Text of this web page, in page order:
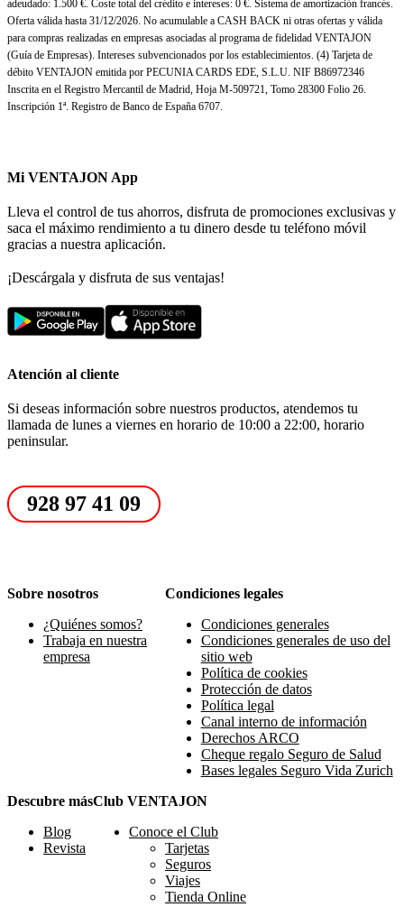
adeudado: 1.500 €. Coste total del crédito e intereses: 0 €. Sistema de amortización francés.
Oferta válida hasta 31/12/2026. No acumulable a CASH BACK ni otras ofertas y válida
para compras realizadas en empresas asociadas al programa de fidelidad VENTAJON
(Guía de Empresas). Intereses subvencionados por los establecimientos. (4) Tarjeta de
débito VENTAJON emitida por PECUNIA CARDS EDE, S.L.U. NIF B86972346
Inscrita en el Registro Mercantil de Madrid, Hoja M-509721, Tomo 28300 Folio 26.
Inscripción 1ª. Registro de Banco de España 6707.
Mi VENTAJON App
Lleva el control de tus ahorros, disfruta de promociones exclusivas y
saca el máximo rendimiento a tu dinero desde tu teléfono móvil
gracias a nuestra aplicación.
¡Descárgala y disfruta de sus ventajas!
Atención al cliente
Si deseas información sobre nuestros productos, atendemos tu
llamada de lunes a viernes en horario de 10:00 a 22:00, horario
peninsular.
928 97 41 09
Sobre nosotros
¿Quiénes somos?
Trabaja en nuestra
empresa
Condiciones legales
Condiciones generales
Condiciones generales de uso del
sitio web
Política de cookies
Protección de datos
Política legal
Canal interno de información
Derechos ARCO
Cheque regalo Seguro de Salud
Bases legales Seguro Vida Zurich
Descubre más
Blog
Revista
Club VENTAJON
Conoce el Club
Tarjetas
Seguros
Viajes
Tienda Online